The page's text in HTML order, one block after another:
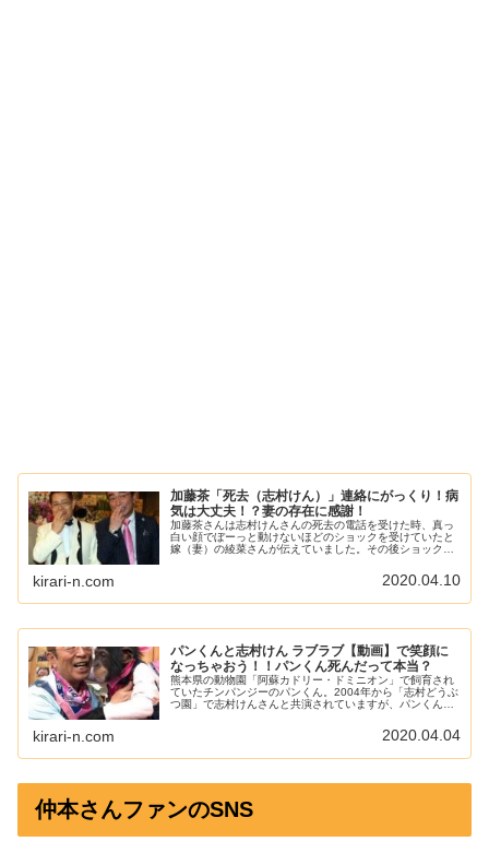
加藤茶「死去（志村けん）」連絡にがっくり！病
気は大丈夫！？妻の存在に感謝！
加藤茶さんは志村けんさんの死去の電話を受けた時、真っ
白い顔でぼーっと動けないほどのショックを受けていたと
嫁（妻）の綾菜さんが伝えていました。その後ショックの
kirari-n.com 2020.04.10
パンくんと志村けん ラブラブ【動画】で笑顔に
なっちゃおう！！パンくん死んだって本当？
熊本県の動物園「阿蘇カドリー・ドミニオン」で飼育され
ていたチンパンジーのパンくん。2004年から「志村どうぶ
つ園」で志村けんさんと共演されていますが、パンくんは
kirari-n.com 2020.04.04
仲本さんファンのSNS